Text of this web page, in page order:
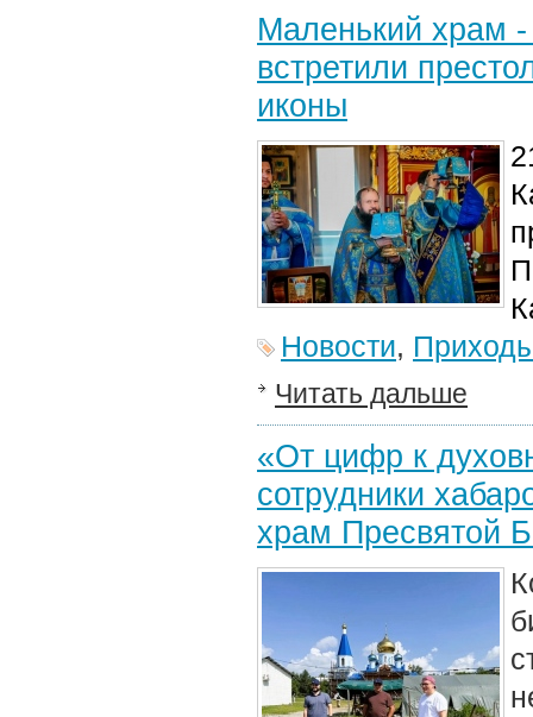
Маленький храм
встретили
иконы
Новости,
Читать дальше
«От цифр к
сотрудники
храм Пресвятой